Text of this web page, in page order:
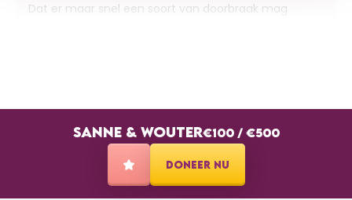
Dat er maar snel een soort van doorbraak mag
SANNE & WOUTER€100/ €500
DONEER NU